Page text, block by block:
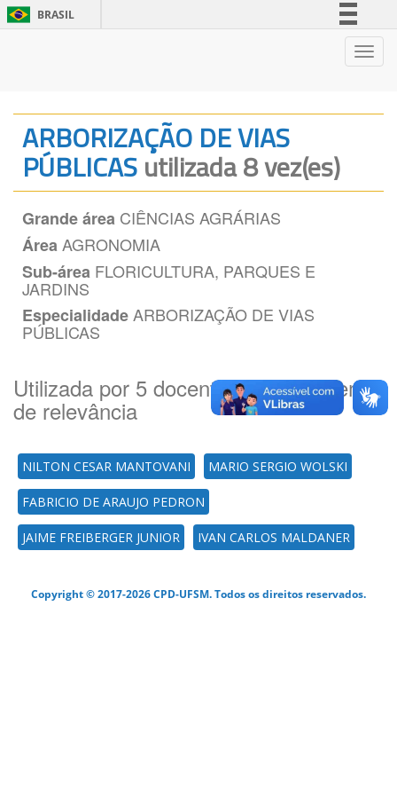
BRASIL
Legislação
Canais
ARBORIZAÇÃO DE VIAS
PÚBLICASutilizada 8 vez(es)
Grande área CIÊNCIAS AGRÁRIAS
Área AGRONOMIA
Sub-área FLORICULTURA, PARQUES E
JARDINS
Especialidade ARBORIZAÇÃO DE VIAS
PÚBLICAS
Utilizada por 5 docente(es) por ordem
de relevância
NILTON CESAR MANTOVANI MARIO SERGIO WOLSKI
FABRICIO DE ARAUJO PEDRON
JAIME FREIBERGER JUNIOR IVAN CARLOS MALDANER
Copyright © 2017-2026 CPD-UFSM. Todos os direitos reservados.